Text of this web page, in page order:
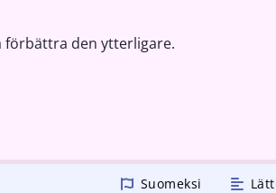
förbättra den ytterligare.
Suomeksi